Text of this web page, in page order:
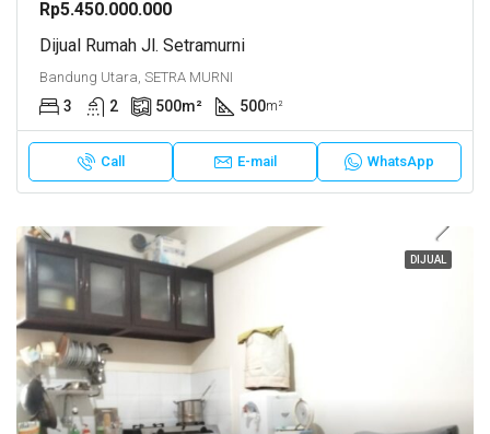
Rp5.450.000.000
Dijual Rumah Jl. Setramurni
Bandung Utara, SETRA MURNI
3 2 500m² 500m²
Call E-mail WhatsApp
DIJUAL